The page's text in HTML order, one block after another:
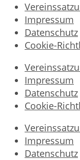
Impressum
Datenschutz
Cookie-
Impressum
Datenschutz
Cookie-
Impressum
Datenschutz